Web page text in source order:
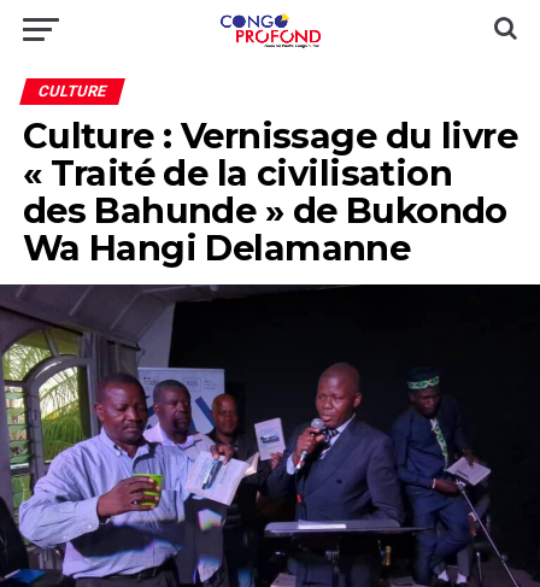
CULTURE
Culture : Vernissage du livre
« Traité de la civilisation
des Bahunde » de Bukondo
Wa Hangi Delamanne